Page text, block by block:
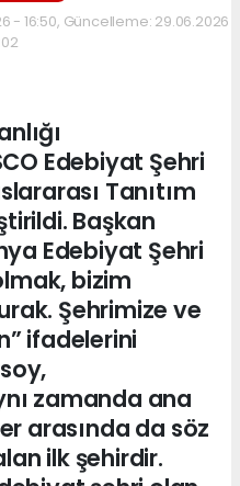
- 16:50, Güncelleme: 29.06.2026
Edebiyat Şehri
Tanıtım
Başkan
Edebiyat Şehri
bizim
Şehrimize ve
ifadelerini
zamanda ana
arasında da söz
ilk şehirdir.